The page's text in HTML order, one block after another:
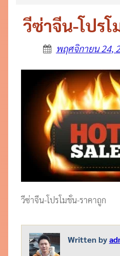
วีซ่าจีน-โปร
พฤศจิกายน 24,
วีซ่าจีน-โปรโมชั่น-ราคาถูก
Written by